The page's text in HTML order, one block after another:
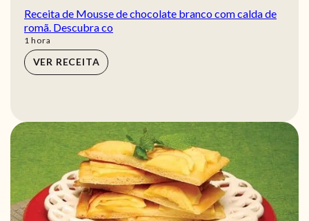
Receita de Mousse de chocolate branco com calda de
romã. Descubra co
1 hora
hora
VER RECEITA